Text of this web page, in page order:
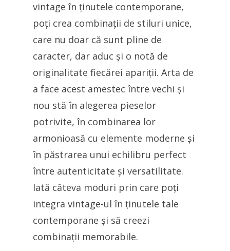
vintage în ținutele contemporane,
poți crea combinații de stiluri unice,
care nu doar că sunt pline de
caracter, dar aduc și o notă de
originalitate fiecărei apariții. Arta de
a face acest amestec între vechi și
nou stă în alegerea pieselor
potrivite, în combinarea lor
armonioasă cu elemente moderne și
în păstrarea unui echilibru perfect
între autenticitate și versatilitate.
Iată câteva moduri prin care poți
integra vintage-ul în ținutele tale
contemporane și să creezi
combinații memorabile.